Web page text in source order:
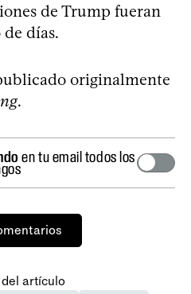
de Trump fueran
días.
originalmente
.
en tu email todos los
artículo